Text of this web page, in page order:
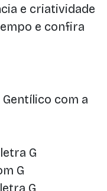
e criatividade
e confira
com a
G
G
G